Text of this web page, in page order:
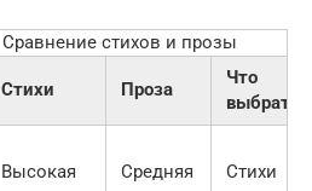
Сравнение стихов и прозы
Стихи Проза
Что
выбрать?
Высокая Средняя Стихи